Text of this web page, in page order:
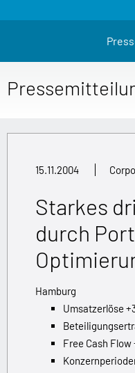
15.11.2004
Starkes
durch
Hamburg
Umsatzerlöse
Free Cash Flow